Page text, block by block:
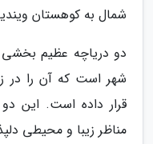
شمال به کوهستان
دو دریاچه عظیم بخشی
شهر است که آن را در
قرار داده است. این
مناظر زیبا و محیطی